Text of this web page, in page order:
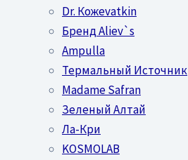
Dr. Кожеvatkin
Бренд Aliev`s
Ampulla
Термальный Источник
Madame Safran
Зеленый Алтай
Ла-Кри
KOSMOLAB